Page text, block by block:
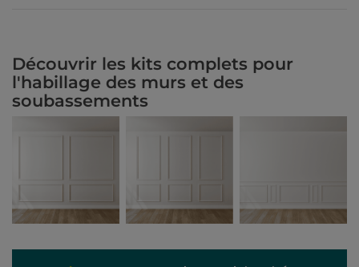
Découvrir les kits complets pour
l'habillage des murs et des
soubassements